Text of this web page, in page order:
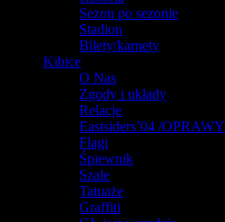
Sezon po sezonie
Stadion
Bilety/karnety
Kibice
O Nas
Zgody i układy
Relacje
Eastsiders’04 /OPRAWY
Flagi
Śpiewnik
Szale
Tatuaże
Graffiti